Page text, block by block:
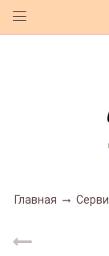
Главная